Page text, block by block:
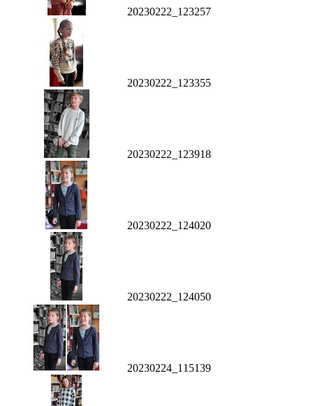
20230222_123257
20230222_123355
20230222_123918
20230222_124020
20230222_124050
20230224_115139